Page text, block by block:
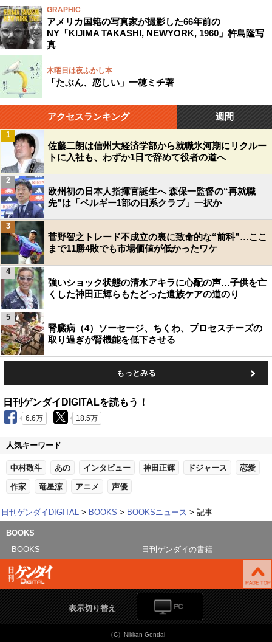
GRAPHIC
アメリカ国籍の写真家が撮影した66年前の
NY「KIJIMA TAKASHI, NEWYORK, 1960」杵島隆写
真
木曜日は夜ふかし本
「たぶん、恋しい」一穂ミチ著
アクセスランキング 週間
佐藤二朗は信州大経済学部から就職氷河期にリクルー
トに入社も、わずか1日で辞めて役者の道へ
1
欧州初の日本人指揮官誕生へ 森保一監督の“再就職
先”は「ベルギー1部の日系クラブ」一択か
2
菅野智之トレード不成立の裏に致命的な“前科”…ここ
まで11勝4敗でも市場価値が低かったワケ
3
強いショック状態の清水アキラに心配の声…子供を亡
くした神田正輝らもたどった遺族ケアの道のり
4
腎臓病（4）ソーセージ、ちくわ、プロセスチーズの
取り過ぎが腎機能を低下させる
5
もっとみる
日刊ゲンダイDIGITALを読もう！
6.6万 18.5万
人気キーワード
中村敬斗 あの インタビュー 神田正輝 ドジャース 恋愛
作家 竜星涼 アニメ 声優
日刊ゲンダイDIGITAL BOOKS BOOKSニュース 記事
BOOKS
BOOKS
日刊ゲンダイの書籍
表示切り替え
（C）Nikkan Gendai